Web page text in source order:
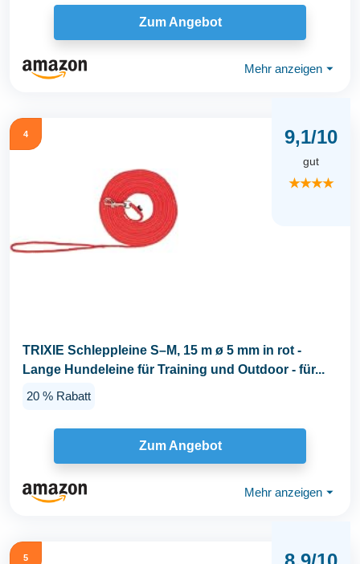
Zum Angebot
Mehr anzeigen ⏷
4 9,1/10
gut
★★★★
TRIXIE Schleppleine S–M, 15 m ø 5 mm in rot -
Lange Hundeleine für Training und Outdoor - für...
20 % Rabatt
Zum Angebot
Mehr anzeigen ⏷
5